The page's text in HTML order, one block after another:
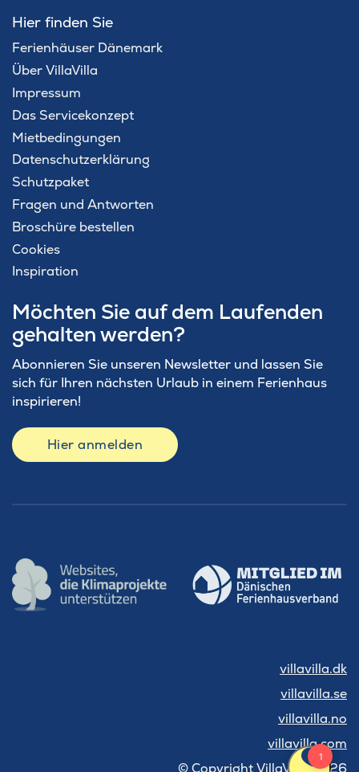
Hier finden Sie
Ferienhäuser Dänemark
Über VillaVilla
Impressum
Das Servicekonzept
Mietbedingungen
Datenschutzerklärung
Schutzpaket
Fragen und Antworten
Broschüre bestellen
Cookies
Inspiration
Möchten Sie auf dem Laufenden
gehalten werden?
Abonnieren Sie unseren Newsletter und lassen Sie
sich für Ihren nächsten Urlaub in einem Ferienhaus
inspirieren!
Hier anmelden
villavilla.dk
villavilla.se
villavilla.no
villavilla.com
© Copyright VillaVilla 2026